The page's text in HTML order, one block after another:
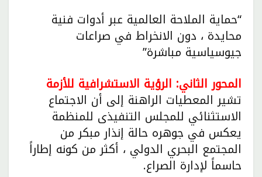
“حماية الملاحة العالمية عبر أدوات فنية
محايدة ، دون الانخراط في صراعات
جيوسياسية مباشرة”
المحور الثاني: الرؤية الاستشرافية للأزمة
تشير المعطيات الراهنة إلى أن الاجتماع
الاستثنائي للمجلس التنفيذى للمنظمة
يعكس في جوهره حالة إنذار مبكر من
المجتمع البحري الدولي ، أكثر من كونه إطاراً
حاسماً لإدارة الصراع.